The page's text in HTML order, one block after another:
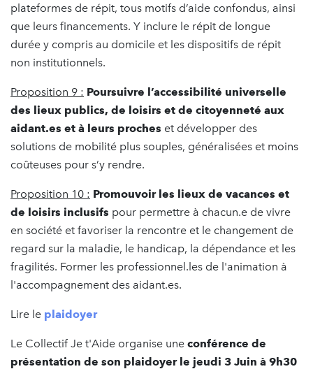
plateformes de répit, tous motifs d’aide confondus, ainsi
que leurs financements. Y inclure le répit de longue
durée y compris au domicile et les dispositifs de répit
non institutionnels.
Proposition 9 : Poursuivre l’accessibilité universelle
des lieux publics, de loisirs et de citoyenneté aux
aidant.es et à leurs proches et développer des
solutions de mobilité plus souples, généralisées et moins
coûteuses pour s’y rendre.
Proposition 10 : Promouvoir les lieux de vacances et
de loisirs inclusifs pour permettre à chacun.e de vivre
en société et favoriser la rencontre et le changement de
regard sur la maladie, le handicap, la dépendance et les
fragilités. Former les professionnel.les de l'animation à
l'accompagnement des aidant.es.
Lire le plaidoyer
Le Collectif Je t'Aide organise une conférence de
présentation de son plaidoyer le jeudi 3 Juin à 9h30